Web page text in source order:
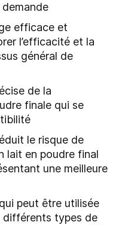
efficace et
l’efficacité et la
général de
de la
finale qui se
le risque de
lait en poudre final
une meilleure
peut être utilisée
différents types de